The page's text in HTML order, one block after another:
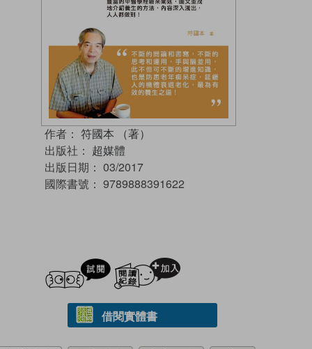
作者： 符國本 （著）
出版社： 超媒體
出版日期： 03/2017
國際書號： 9789888391622
試閲
借閱實體書